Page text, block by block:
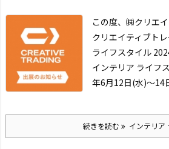
この度、㈱クリエ
クリエイティブト
ライフスタイル
インテリア ライフ
年6月12日(水)～14
続きを読む インテリア